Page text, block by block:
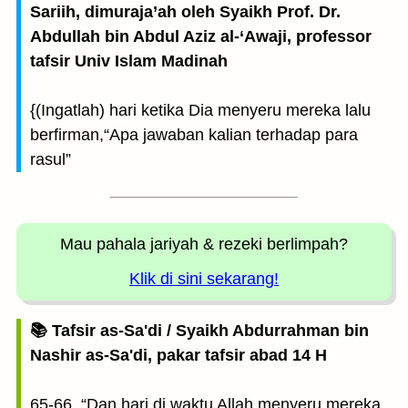
Sariih, dimuraja’ah oleh Syaikh Prof. Dr.
Abdullah bin Abdul Aziz al-‘Awaji, professor
tafsir Univ Islam Madinah
{(Ingatlah) hari ketika Dia menyeru mereka lalu
berfirman,“Apa jawaban kalian terhadap para
rasul”
Mau pahala jariyah & rezeki berlimpah?
Klik di sini sekarang!
📚 Tafsir as-Sa'di / Syaikh Abdurrahman bin
Nashir as-Sa'di, pakar tafsir abad 14 H
65-66. “Dan hari di waktu Allah menyeru mereka,